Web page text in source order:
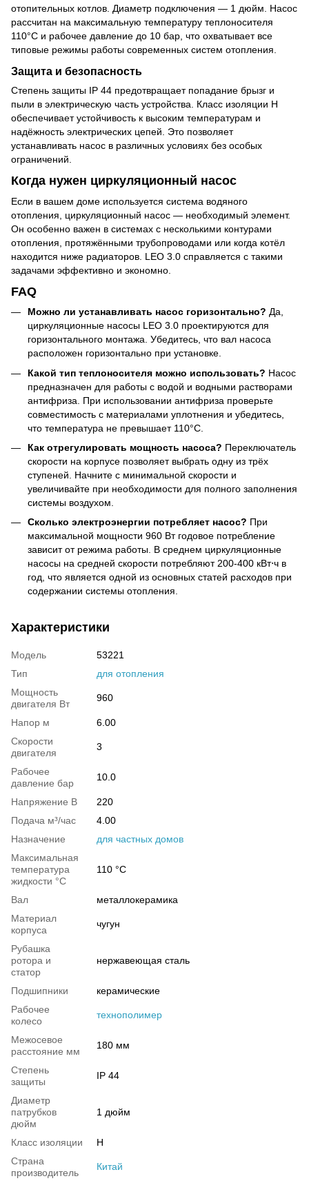
отопительных котлов. Диаметр подключения — 1 дюйм. Насос
рассчитан на максимальную температуру теплоносителя
110°C и рабочее давление до 10 бар, что охватывает все
типовые режимы работы современных систем отопления.
Защита и безопасность
Степень защиты IP 44 предотвращает попадание брызг и
пыли в электрическую часть устройства. Класс изоляции H
обеспечивает устойчивость к высоким температурам и
надёжность электрических цепей. Это позволяет
устанавливать насос в различных условиях без особых
ограничений.
Когда нужен циркуляционный насос
Если в вашем доме используется система водяного
отопления, циркуляционный насос — необходимый элемент.
Он особенно важен в системах с несколькими контурами
отопления, протяжёнными трубопроводами или когда котёл
находится ниже радиаторов. LEO 3.0 справляется с такими
задачами эффективно и экономно.
FAQ
Можно ли устанавливать насос горизонтально? Да,
циркуляционные насосы LEO 3.0 проектируются для
горизонтального монтажа. Убедитесь, что вал насоса
расположен горизонтально при установке.
Какой тип теплоносителя можно использовать? Насос
предназначен для работы с водой и водными растворами
антифриза. При использовании антифриза проверьте
совместимость с материалами уплотнения и убедитесь,
что температура не превышает 110°C.
Как отрегулировать мощность насоса? Переключатель
скорости на корпусе позволяет выбрать одну из трёх
ступеней. Начните с минимальной скорости и
увеличивайте при необходимости для полного заполнения
системы воздухом.
Сколько электроэнергии потребляет насос? При
максимальной мощности 960 Вт годовое потребление
зависит от режима работы. В среднем циркуляционные
насосы на средней скорости потребляют 200-400 кВт⋅ч в
год, что является одной из основных статей расходов при
содержании системы отопления.
Характеристики
Модель
53221
Тип
для отопления
Мощность
двигателя Вт
960
Напор м
6.00
Скорости
двигателя
3
Рабочее
давление бар
10.0
Напряжение В
220
Подача м³/час
4.00
Назначение
для частных домов
Максимальная
температура
жидкости °С
110 °С
Вал
металлокерамика
Материал
корпуса
чугун
Рубашка
ротора и
статор
нержавеющая сталь
Подшипники
керамические
Рабочее
колесо
технополимер
Межосевое
расстояние мм
180 мм
Степень
защиты
IP 44
Диаметр
патрубков
дюйм
1 дюйм
Класс изоляции
H
Страна
производитель
Китай